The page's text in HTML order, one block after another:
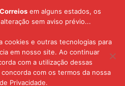
DUM DUM | Todos os Direitos
Correios em alguns estados, os
sem aviso prévio...
cookies e outras tecnologias para
em nosso site. Ao continuar
com a utilização dessas
com os termos da nossa
Privacidade.